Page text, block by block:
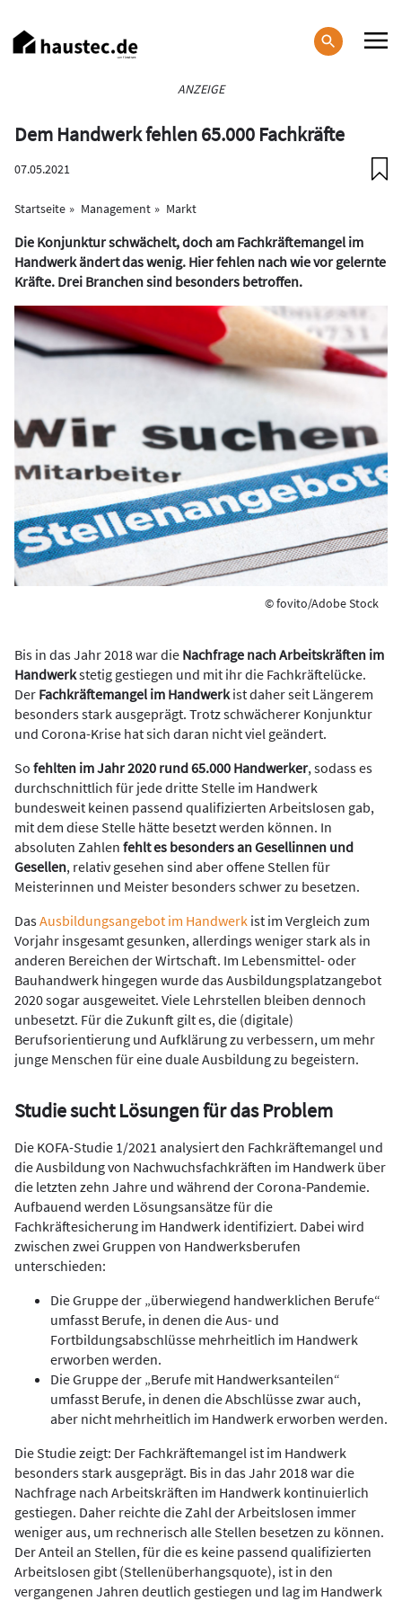
zum
Inhalt
ANZEIGE
Dem Handwerk fehlen 65.000 Fachkräfte
07.05.2021
Startseite Management Markt
Die Konjunktur schwächelt, doch am Fachkräftemangel im
Handwerk ändert das wenig. Hier fehlen nach wie vor gelernte
Kräfte. Drei Branchen sind besonders betroffen.
© fovito/Adobe Stock
Bis in das Jahr 2018 war die Nachfrage nach Arbeitskräften im
Handwerkstetig gestiegen und mit ihr die Fachkräftelücke.
Der Fachkräftemangel im Handwerkist daher seit Längerem
besonders stark ausgeprägt. Trotz schwächerer Konjunktur
und Corona-Krise hat sich daran nicht viel geändert.
So fehlten im Jahr 2020 rund 65.000 Handwerker, sodass es
durchschnittlich für jede dritte Stelle im Handwerk
bundesweit keinen passend qualifizierten Arbeitslosen gab,
mit dem diese Stelle hätte besetzt werden können. In
absoluten Zahlen fehlt es besonders an Gesellinnen und
Gesellen, relativ gesehen sind aber offene Stellen für
Meisterinnen und Meister besonders schwer zu besetzen.
DasAusbildungsangebot im Handwerk ist im Vergleich zum
Vorjahr insgesamt gesunken, allerdings weniger stark als in
anderen Bereichen der Wirtschaft. Im Lebensmittel- oder
Bauhandwerk hingegen wurde das Ausbildungsplatzangebot
2020 sogar ausgeweitet. Viele Lehrstellen bleiben dennoch
unbesetzt. Für die Zukunft gilt es, die (digitale)
Berufsorientierung und Aufklärung zu verbessern, um mehr
junge Menschen für eine duale Ausbildung zu begeistern.
Studie sucht Lösungen für das Problem
Die KOFA-Studie 1/2021 analysiert den Fachkräftemangel und
die Ausbildung von Nachwuchsfachkräften im Handwerk über
die letzten zehn Jahre und während der Corona-Pandemie.
Aufbauend werden Lösungsansätze für die
Fachkräftesicherung im Handwerk identifiziert. Dabei wird
zwischen zwei Gruppen von Handwerksberufen
unterschieden:
Die Gruppe der „überwiegend handwerklichen Berufe“
umfasst Berufe, in denen die Aus- und
Fortbildungsabschlüsse mehrheitlich im Handwerk
erworben werden.
Die Gruppe der „Berufe mit Handwerksanteilen“
umfasst Berufe, in denen die Abschlüsse zwar auch,
aber nicht mehrheitlich im Handwerk erworben werden.
Die Studie zeigt: Der Fachkräftemangel ist im Handwerk
besonders stark ausgeprägt. Bis in das Jahr 2018 war die
Nachfrage nach Arbeitskräften im Handwerk kontinuierlich
gestiegen. Daher reichte die Zahl der Arbeitslosen immer
weniger aus, um rechnerisch alle Stellen besetzen zu können.
Der Anteil an Stellen, für die es keine passend qualifizierten
Arbeitslosen gibt (Stellenüberhangsquote), ist in den
vergangenen Jahren deutlich gestiegen und lag im Handwerk